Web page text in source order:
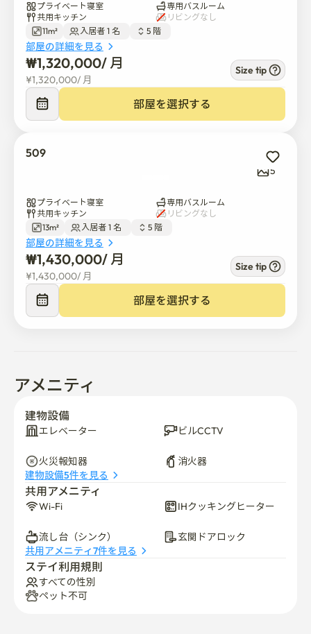
プライベート寝室
専用バスルーム
共用キッチン
リビングなし
11m²
入居者 1 名 5 階
部屋の詳細を見る
₩1,320,000/ 月
¥1,320,000/ 月
Size tip
部屋を選択する
509
5
プライベート寝室
専用バスルーム
共用キッチン
リビングなし
13m²
入居者 1 名 5 階
部屋の詳細を見る
₩1,430,000/ 月
¥1,430,000/ 月
Size tip
部屋を選択する
アメニティ
建物設備
エレベーター ビルCCTV
火災報知器
消火器
建物設備5件を見る
共用アメニティ
Wi-Fi IHクッキングヒーター
流し台（シンク）
玄関ドアロック
共用アメニティ7件を見る
ステイ利用規則
すべての性別
ペット不可